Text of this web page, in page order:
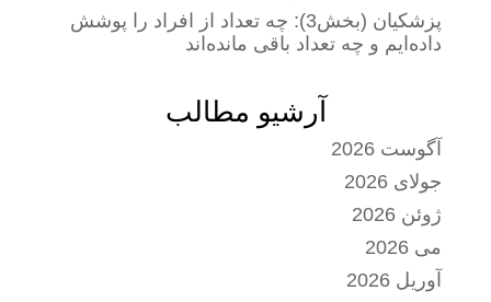
پزشکیان (بخش3): چه تعداد از افراد را پوشش
داده‌ایم و چه تعداد باقی مانده‌اند
آرشیو مطالب
آگوست 2026
جولای 2026
ژوئن 2026
می 2026
آوریل 2026